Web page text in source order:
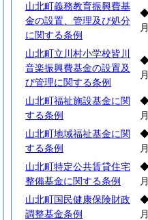
山北町義務教育振興費基
金の設置、管理及び処分
に関する条例
◆
山北町立川村小学校皆川
音楽振興費基金の設置及
び管理に関する条例
◆
山北町福祉施設基金に関
する条例
◆
山北町地域福祉基金に関
する条例
◆
山北町特定公共賃貸住宅
整備基金に関する条例
◆
山北町国民健康保険財政
調整基金条例
◆